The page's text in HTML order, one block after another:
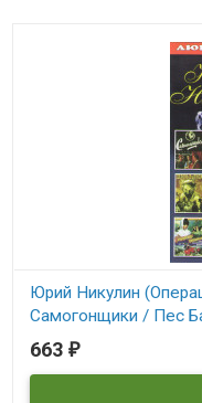
Юрий Никулин
Самогонщики / Пес
Деловые люди /
Старики раз
663 ₽